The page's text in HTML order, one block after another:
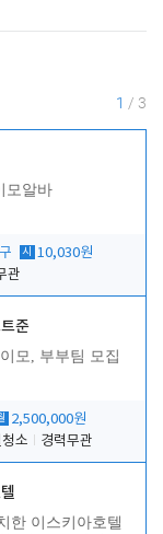
1 / 3
모알바
시
10,030원
관
준
모, 부부팀 모집
2,500,000원
소
경력무관
한 이스키아호텔